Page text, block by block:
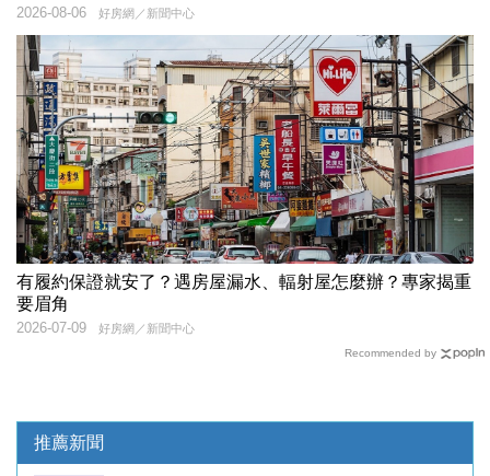
好房網／新聞中心
2026-08-06
有履約保證就安了？遇房屋漏水、輻射屋怎麼辦？專家揭重
要眉角
好房網／新聞中心
2026-07-09
Recommended by
推薦新聞